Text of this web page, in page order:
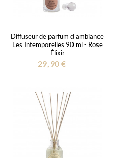
Diffuseur de parfum d'ambiance
Les Intemporelles 90 ml - Rose
Élixir
29,90 €